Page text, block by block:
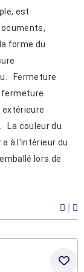
est
forme du
Fermeture
fermeture
La couleur du
à l'intérieur du
lors de